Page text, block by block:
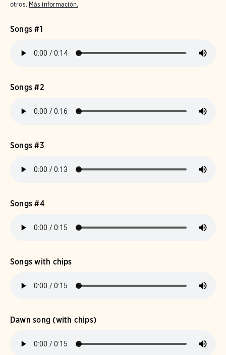
otros. Más información.
Songs #1
Songs #2
Songs #3
Songs #4
Songs with chips
Dawn song (with chips)